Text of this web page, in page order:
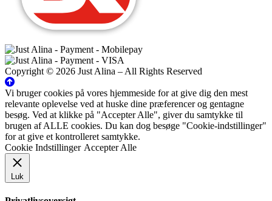
Copyright © 2026 Just Alina – All Rights Reserved
Vi bruger cookies på vores hjemmeside for at give dig den mest
relevante oplevelse ved at huske dine præferencer og gentagne
besøg. Ved at klikke på "Accepter Alle", giver du samtykke til
brugen af ALLE cookies. Du kan dog besøge "Cookie-indstillinger"
for at give et kontrolleret samtykke.
Cookie Indstillinger Accepter Alle
Luk